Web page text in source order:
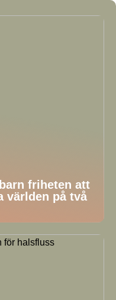
friheten att
världen på två